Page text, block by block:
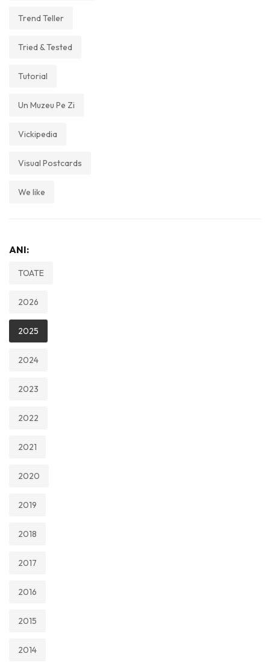
Trend Teller
Tried & Tested
Tutorial
Un Muzeu Pe Zi
Vickipedia
Visual Postcards
We like
ANI:
TOATE
2026
2025
2024
2023
2022
2021
2020
2019
2018
2017
2016
2015
2014